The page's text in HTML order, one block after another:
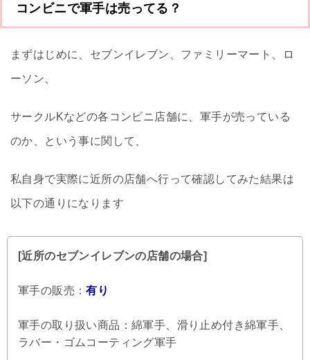
コンビニで軍手は売ってる？
まずはじめに、セブンイレブン、ファミリーマート、ロ
ーソン、
サークルKなどの各コンビニ店舗に、軍手が売っている
のか、という事に関して、
私自身で実際に近所の店舗へ行って確認してみた結果は
以下の通りになります
[近所のセブンイレブンの店舗の場合]
軍手の販売：有り
軍手の取り扱い商品：綿軍手、滑り止め付き綿軍手、
ラバー・ゴムコーティング軍手